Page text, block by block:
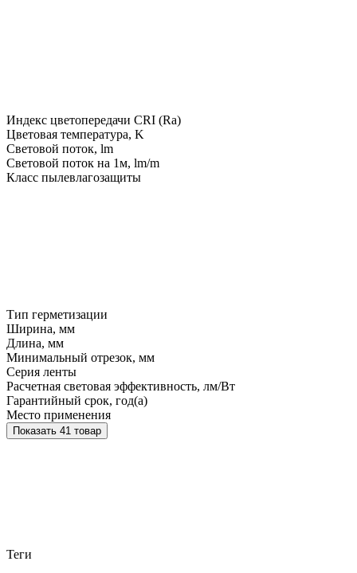
Индекс цветопередачи CRI (Ra)
Цветовая температура, K
Световой поток, lm
Световой поток на 1м, lm/m
Класс пылевлагозащиты
Тип герметизации
Ширина, мм
Длина, мм
Минимальный отрезок, мм
Серия ленты
Расчетная световая эффективность, лм/Вт
Гарантийный срок, год(а)
Место применения
Показать 41 товар
Теги